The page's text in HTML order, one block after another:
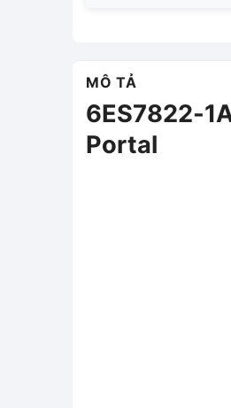
MÔ TẢ
6ES7822-
Portal